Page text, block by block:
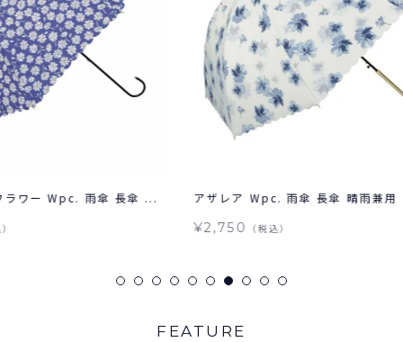
傘 ... アザレア Wpc. 雨傘 長傘 晴雨兼用 ポルク
FEATURE